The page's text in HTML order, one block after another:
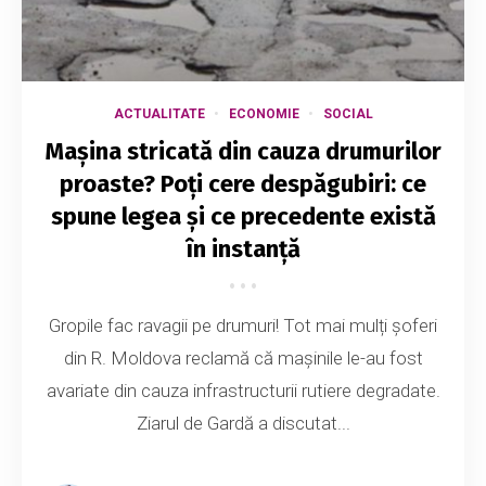
ACTUALITATE ECONOMIE SOCIAL
Mașina stricată din cauza drumurilor
proaste? Poți cere despăgubiri: ce
spune legea și ce precedente există
în instanță
Gropile fac ravagii pe drumuri! Tot mai mulți șoferi
din R. Moldova reclamă că mașinile le-au fost
avariate din cauza infrastructurii rutiere degradate.
Ziarul de Gardă a discutat...